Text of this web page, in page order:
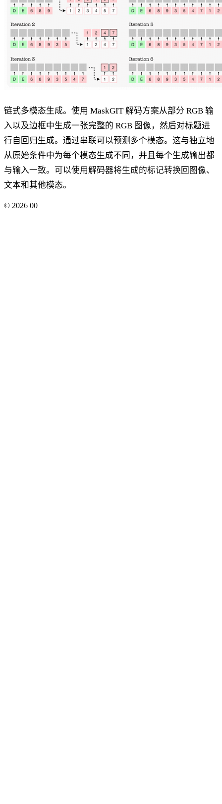
链式多模态生成。使用 MaskGIT 解码方案从部分 RGB 输
入以及边框中生成一张完整的 RGB 图像，然后对标题进
行自回归生成。通过串联可以预测多个模态。这与独立地
从原始条件中为每个模态生成不同，并且每个生成输出都
与输入一致。可以使用解码器将生成的标记转换回图像、
文本和其他模态。
© 2026 00